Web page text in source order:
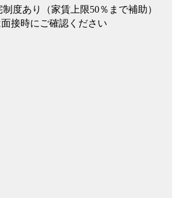
度あり（家賃上限50％まで補助）
接時にご確認ください